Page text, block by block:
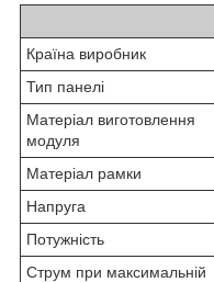
Країна виробник
Тип панелі
Матеріал виготовлення
модуля
Матеріал рамки
Напруга
Потужність
Струм при максимальній